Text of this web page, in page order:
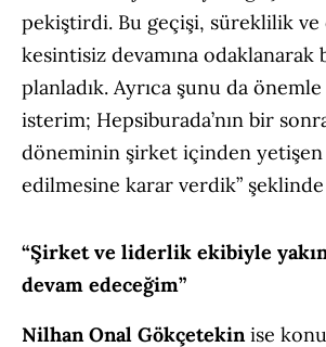
pekiştirdi. Bu geçişi, süreklilik ve
kesintisiz devamına odaklanarak
planladık. Ayrıca şunu da
isterim; Hepsiburada’nın bir
döneminin şirket içinden
edilmesine karar verdik”
“Şirket ve liderlik ekibiyle yakın
devam edeceğim”
Nilhan Onal Gökçetekinise